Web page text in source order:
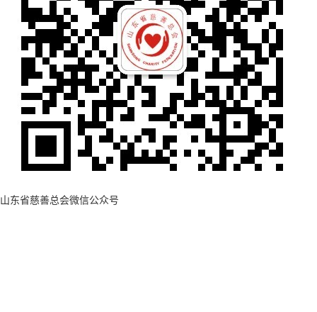
山东省慈善总会微信公众号